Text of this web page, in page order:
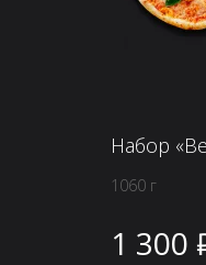
Набор
1060 г
1 300